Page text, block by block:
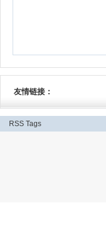
友情链接：
RSS Tags